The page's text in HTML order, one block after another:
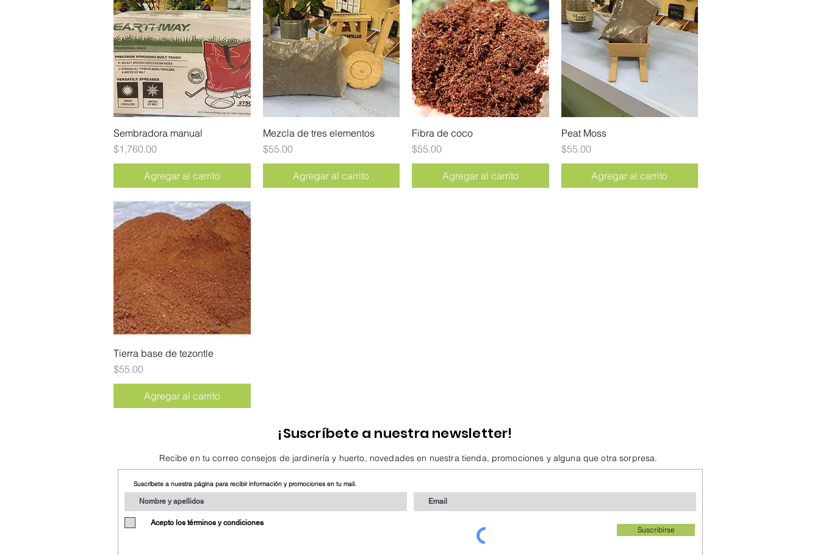
Vista rápida
Sembradora manual
Precio
$1,760.00
Agregar al carrito
Vista rápida
Mezcla de tres elementos
Precio
$55.00
Agregar al carrito
Vista rápida
Fibra de coco
Precio
$55.00
Agregar al carrito
Vista rápida
Peat Moss
Precio
$55.00
Agregar al carrito
Vista rápida
Tierra base de tezontle
Precio
$55.00
Agregar al carrito
¡Suscríbete a nuestra newsletter!
Recibe en tu correo consejos de jardinería y huerto, novedades en nuestra tienda, promociones y alguna que otra sorpresa.
Suscríbete a nuestra página para recibir información y promociones en tu mail.
Acepto los términos y condiciones
Suscribirse